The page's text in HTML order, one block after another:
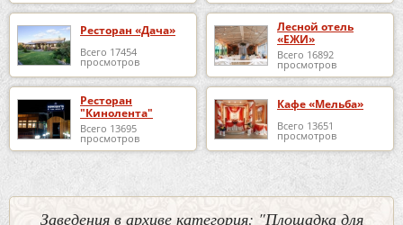
Ресторан «Дача»
Всего 17454
просмотров
Лесной отель
«ЕЖИ»
Всего 16892
просмотров
Ресторан
"Кинолента"
Всего 13695
просмотров
Кафе «Мельба»
Всего 13651
просмотров
Заведения в архиве категория: "Площадка для